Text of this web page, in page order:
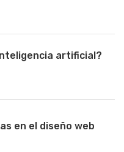
artificial?
en el diseño web